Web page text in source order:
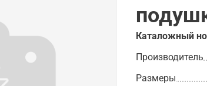
Каталожный
Производитель
Размеры